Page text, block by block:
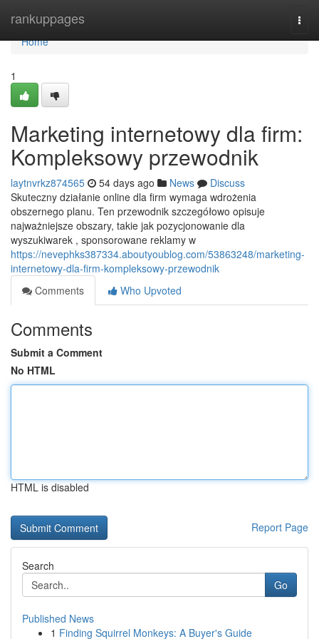
rankuppages
Home
Home
1
Marketing internetowy dla firm:
Kompleksowy przewodnik
laytnvrkz874565 54 days ago News
Discuss
Skuteczny działanie online dla firm wymaga wdrożenia
obszernego planu. Ten przewodnik szczegółowo opisuje
najważniejsze obszary, takie jak pozycjonowanie dla
wyszukiwarek , sponsorowane reklamy w
https://nevephks387334.aboutyoublog.com/53863248/marketing-
internetowy-dla-firm-kompleksowy-przewodnik
Comments
Who Upvoted
Comments
Submit a Comment
No HTML
HTML is disabled
Report Page
Search
Go
Published News
1 Finding Squirrel Monkeys: A Buyer's Guide